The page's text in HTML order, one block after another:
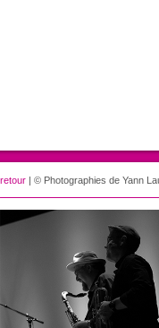
retour | © Photographies de Yann